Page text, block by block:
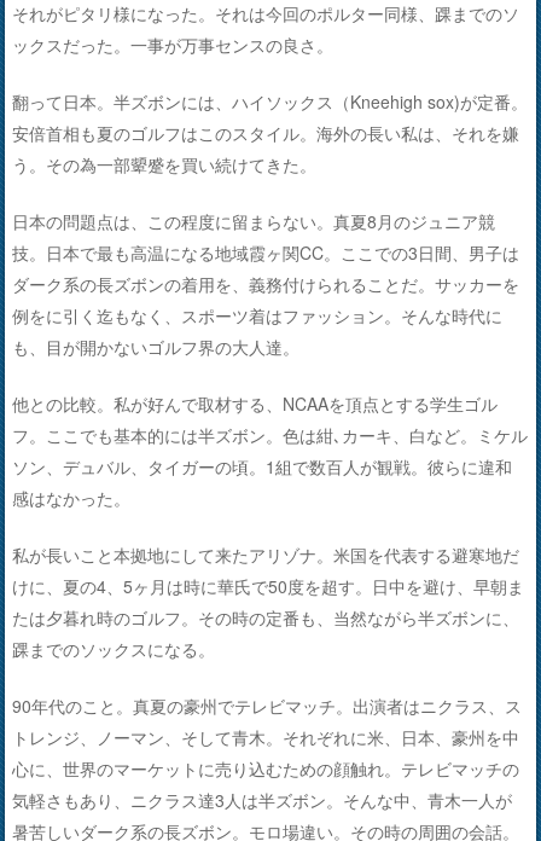
それがピタリ様になった。それは今回のポルター同様、踝までのソ
ックスだった。一事が万事センスの良さ。
翻って日本。半ズボンには、ハイソックス（Kneehigh sox)が定番。
安倍首相も夏のゴルフはこのスタイル。海外の長い私は、それを嫌
う。その為一部顰蹙を買い続けてきた。
日本の問題点は、この程度に留まらない。真夏8月のジュニア競
技。日本で最も高温になる地域霞ヶ関CC。ここでの3日間、男子は
ダーク系の長ズボンの着用を、義務付けられることだ。サッカーを
例をに引く迄もなく、スポーツ着はファッション。そんな時代に
も、目が開かないゴルフ界の大人達。
他との比較。私が好んで取材する、NCAAを頂点とする学生ゴル
フ。ここでも基本的には半ズボン。色は紺､カーキ、白など。ミケル
ソン、デュバル、タイガーの頃。1組で数百人が観戦。彼らに違和
感はなかった。
私が長いこと本拠地にして来たアリゾナ。米国を代表する避寒地だ
けに、夏の4、5ヶ月は時に華氏で50度を超す。日中を避け、早朝ま
たは夕暮れ時のゴルフ。その時の定番も、当然ながら半ズボンに、
踝までのソックスになる。
90年代のこと。真夏の豪州でテレビマッチ。出演者はニクラス、ス
トレンジ、ノーマン、そして青木。それぞれに米、日本、豪州を中
心に、世界のマーケットに売り込むための顔触れ。テレビマッチの
気軽さもあり、ニクラス達3人は半ズボン。そんな中、青木一人が
暑苦しいダーク系の長ズボン。モロ場違い。その時の周囲の会話。